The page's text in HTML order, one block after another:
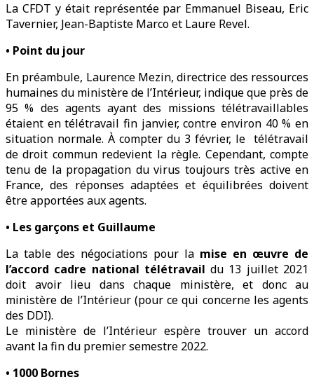
La CFDT y était représentée par Emmanuel Biseau, Eric
Tavernier, Jean-Baptiste Marco et Laure Revel.
• Point du jour
En préambule, Laurence Mezin, directrice des ressources
humaines du ministère de l’Intérieur, indique que près de
95 % des agents ayant des missions télétravaillables
étaient en télétravail fin janvier, contre environ 40 % en
situation normale. À compter du 3 février, le télétravail
de droit commun redevient la règle. Cependant, compte
tenu de la propagation du virus toujours très active en
France, des réponses adaptées et équilibrées doivent
être apportées aux agents.
• Les garçons et Guillaume
La table des négociations pour la mise en œuvre de
l’accord cadre national télétravail du 13 juillet 2021
doit avoir lieu dans chaque ministère, et donc au
ministère de l’Intérieur (pour ce qui concerne les agents
des DDI).
Le ministère de l’Intérieur espère trouver un accord
avant la fin du premier semestre 2022.
• 1000 Bornes